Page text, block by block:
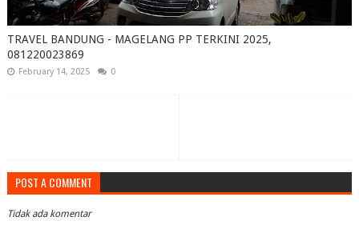
TRAVEL BANDUNG - MAGELANG PP TERKINI 2025,
081220023869
February 14, 2025 0
POST A COMMENT
Tidak ada komentar